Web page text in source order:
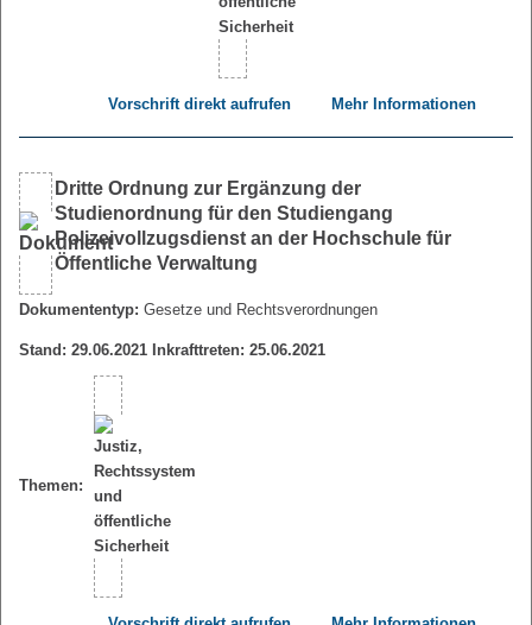
Vorschrift direkt aufrufen Mehr Informationen
Dritte Ordnung zur Ergänzung der
Studienordnung für den Studiengang
Polizeivollzugsdienst an der Hochschule für
Öffentliche Verwaltung
Dokumententyp: Gesetze und Rechtsverordnungen
Stand: 29.06.2021 Inkrafttreten: 25.06.2021
Themen: